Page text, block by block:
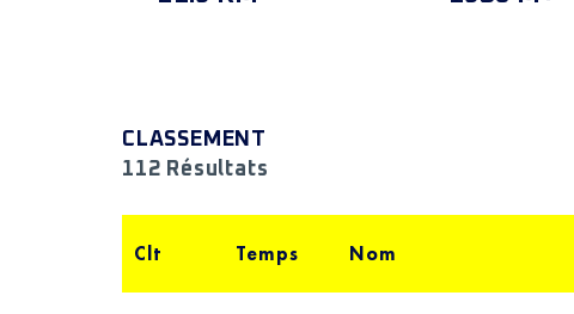
CLASSEMENT
112 Résultats
Clt Temps Nom